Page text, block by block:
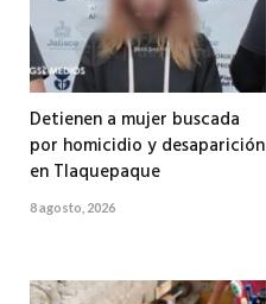
Detienen a mujer buscada
por homicidio y desaparición
en Tlaquepaque
8 agosto, 2026